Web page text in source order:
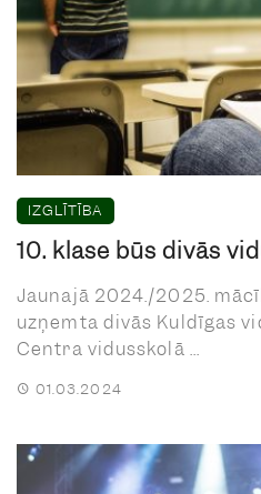
IZGLĪTĪBA
10. klase būs divās
Jaunajā 2024./2025.
uzņemta divās Kuldīgas
Centra vidusskolā ...
01.03.2024